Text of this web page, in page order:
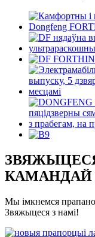
КАМАНДАЙ
Мы імкнемся
Звяжыцеся з намі!